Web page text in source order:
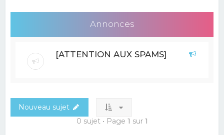
r
Annonces
[ATTENTION AUX SPAMS]
Nouveau sujet
0 sujet • Page 1 sur 1